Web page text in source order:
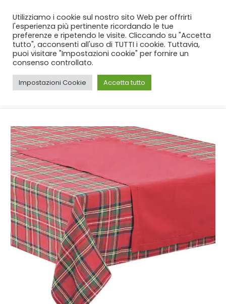
SPEDIZIONE GRATUITA per ordini da 99€!
CASA SHOP NATALE,
TOVAGLIE
Utilizziamo i cookie sul nostro sito Web per offrirti
l'esperienza più pertinente ricordando le tue
preferenze e ripetendo le visite. Cliccando su "Accetta
tutto", acconsenti all'uso di TUTTI i cookie. Tuttavia,
puoi visitare "Impostazioni cookie" per fornire un
consenso controllato.
Impostazioni Cookie Accetta tutto